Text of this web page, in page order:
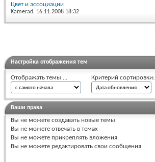
Цвет и ассоциации
Kamerad, 16.11.2008 18:32
Настройка отображения тем
Отображать темы ... Критерий сортировки:
Ваши права
Вы не можете создавать новые темы
Вы не можете отвечать в темах
Вы не можете прикреплять вложения
Вы не можете редактировать свои сообщения